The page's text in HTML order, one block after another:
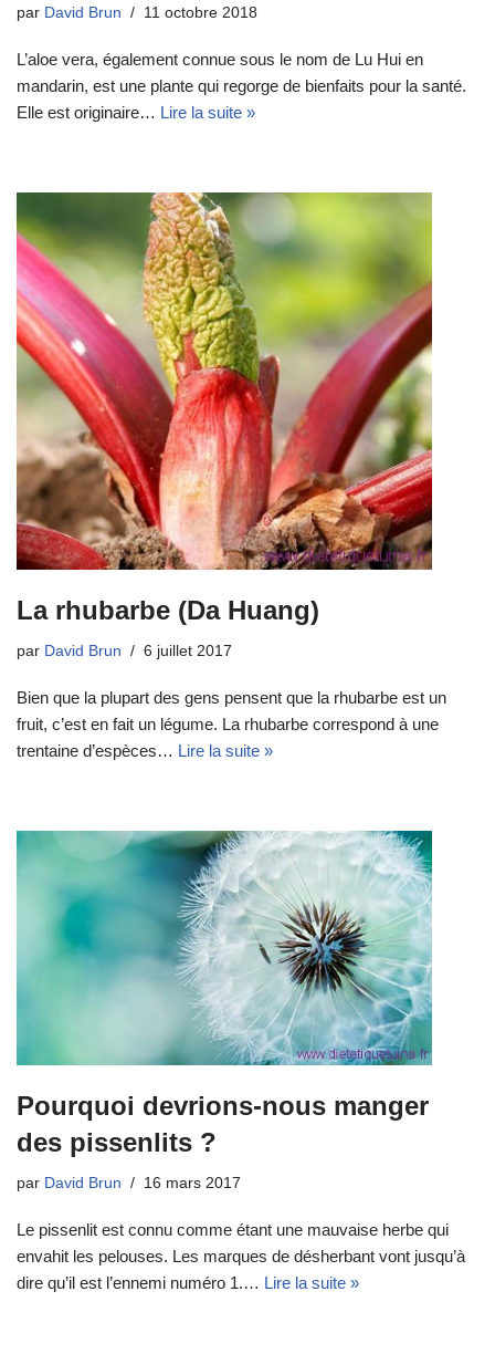
par David Brun 11 octobre 2018
L’aloe vera, également connue sous le nom de Lu Hui en
mandarin, est une plante qui regorge de bienfaits pour la santé.
Elle est originaire… Lire la suite »
La rhubarbe (Da Huang)
par David Brun 6 juillet 2017
Bien que la plupart des gens pensent que la rhubarbe est un
fruit, c’est en fait un légume. La rhubarbe correspond à une
trentaine d’espèces… Lire la suite »
Pourquoi devrions-nous manger
des pissenlits ?
par David Brun 16 mars 2017
Le pissenlit est connu comme étant une mauvaise herbe qui
envahit les pelouses. Les marques de désherbant vont jusqu’à
dire qu’il est l’ennemi numéro 1.… Lire la suite »